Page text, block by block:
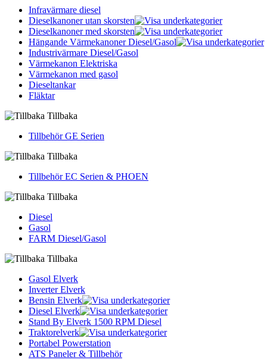
Infravärmare diesel
Dieselkanoner utan skorsten
Dieselkanoner med skorsten
Hängande Värmekanoner Diesel/Gasol
Industrivärmare Diesel/Gasol
Värmekanon Elektriska
Värmekanon med gasol
Dieseltankar
Fläktar
Tillbaka
Tillbehör GE Serien
Tillbaka
Tillbehör EC Serien & PHOEN
Tillbaka
Diesel
Gasol
FARM Diesel/Gasol
Tillbaka
Gasol Elverk
Inverter Elverk
Bensin Elverk
Diesel Elverk
Stand By Elverk 1500 RPM Diesel
Traktorelverk
Portabel Powerstation
ATS Paneler & Tillbehör